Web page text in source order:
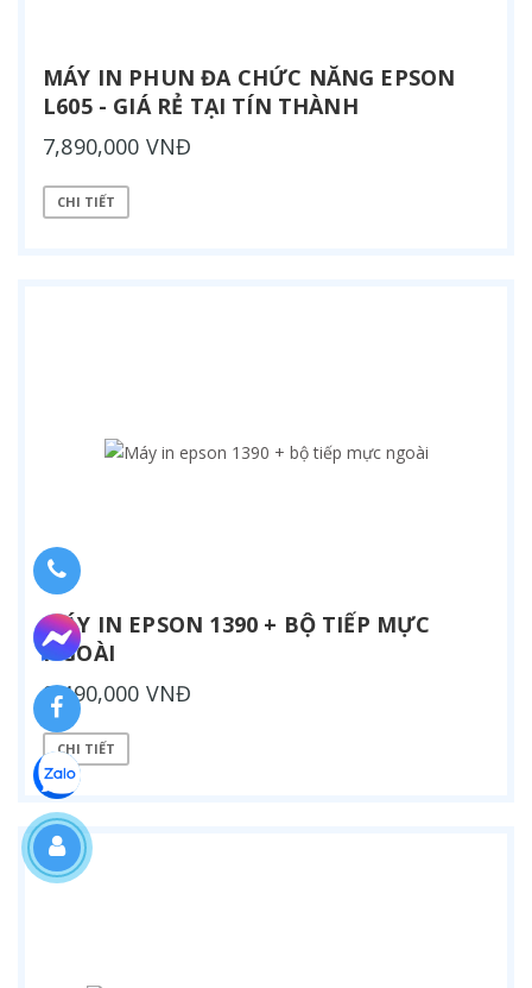
MÁY IN PHUN ĐA CHỨC NĂNG EPSON
L605 - GIÁ RẺ TẠI TÍN THÀNH
7,890,000 VNĐ
CHI TIẾT
MÁY IN EPSON 1390 + BỘ TIẾP MỰC
NGOÀI
9,490,000 VNĐ
CHI TIẾT